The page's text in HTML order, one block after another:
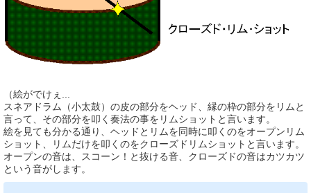
（絵がでけぇ...
スネアドラム（小太鼓）の皮の部分をヘッド、縁の枠の部分をリムと
言って、その部分を叩く奏法の事をリムショットと言います。
絵を見ても分かる通り、ヘッドとリムを同時に叩くのをオープンリム
ショット、リムだけを叩くのをクローズドリムショットと言います。
オープンの音は、スコーン！と抜ける音、クローズドの音はカツカツ
という音がします。